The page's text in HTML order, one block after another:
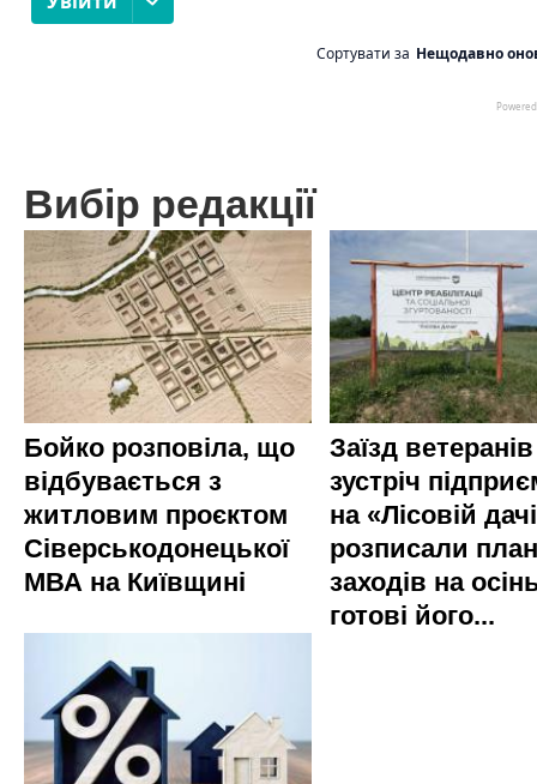
Вибір редакції
Бойко розповіла, що
відбувається з
житловим проєктом
Сіверськодонецької
МВА на Київщині
Заїзд
зустріч
на «Лісовій
розписали план
заходів на
готові його...